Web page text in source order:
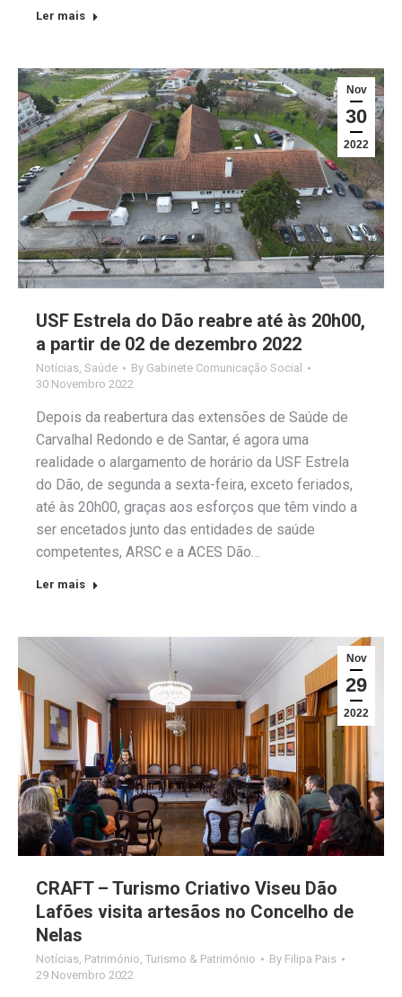
Ler mais
Nov
30
2022
USF Estrela do Dão reabre até às 20h00,
a partir de 02 de dezembro 2022
Notícias Saúde By Gabinete Comunicação Social
30 Novembro 2022
Depois da reabertura das extensões de Saúde de
Carvalhal Redondo e de Santar, é agora uma
realidade o alargamento de horário da USF Estrela
do Dão, de segunda a sexta-feira, exceto feriados,
até às 20h00, graças aos esforços que têm vindo a
ser encetados junto das entidades de saúde
competentes, ARSC e a ACES Dão…
Ler mais
Nov
29
2022
CRAFT – Turismo Criativo Viseu Dão
Lafões visita artesãos no Concelho de
Nelas
Notícias, Património, Turismo & Património By Filipa Pais
29 Novembro 2022